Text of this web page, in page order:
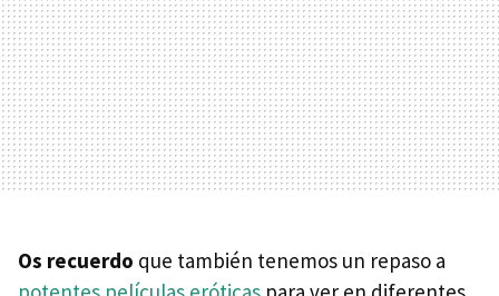
Os recuerdo que también tenemos un repaso a